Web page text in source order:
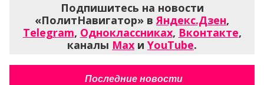
Подпишитесь на новости
«ПолитНавигатор» вЯндекс.Дзен,
Telegram, Одноклассниках, Вконтакте,
каналы Max и YouTube.
Последние новости